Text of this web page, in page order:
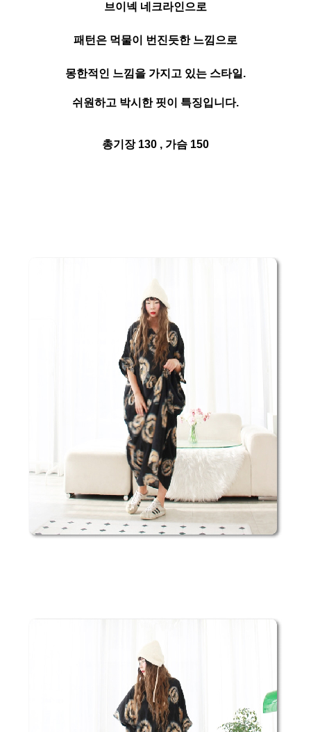
브이넥 네크라인으로
패턴은 먹물이 번진듯한 느낌으로
몽한적인 느낌을 가지고 있는 스타일.
쉬원하고 박시한 핏이 특징입니다.
총기장 130 , 가슴 150